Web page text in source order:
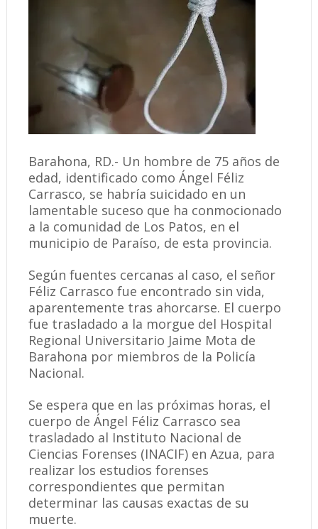
Barahona, RD.- Un hombre de 75 años de
edad, identificado como Ángel Féliz
Carrasco, se habría suicidado en un
lamentable suceso que ha conmocionado
a la comunidad de Los Patos, en el
municipio de Paraíso, de esta provincia.
Según fuentes cercanas al caso, el señor
Féliz Carrasco fue encontrado sin vida,
aparentemente tras ahorcarse. El cuerpo
fue trasladado a la morgue del Hospital
Regional Universitario Jaime Mota de
Barahona por miembros de la Policía
Nacional.
Se espera que en las próximas horas, el
cuerpo de Ángel Féliz Carrasco sea
trasladado al Instituto Nacional de
Ciencias Forenses (INACIF) en Azua, para
realizar los estudios forenses
correspondientes que permitan
determinar las causas exactas de su
muerte.